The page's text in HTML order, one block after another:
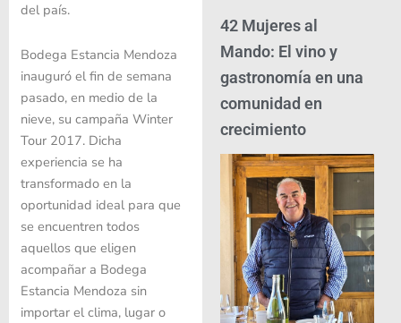
del país.
Bodega Estancia Mendoza
inauguró el fin de semana
pasado, en medio de la
nieve, su campaña Winter
Tour 2017. Dicha
experiencia se ha
transformado en la
oportunidad ideal para que
se encuentren todos
aquellos que eligen
acompañar a Bodega
Estancia Mendoza sin
importar el clima, lugar o
42 Mujeres al
Mando: El vino y
gastronomía en una
comunidad en
crecimiento